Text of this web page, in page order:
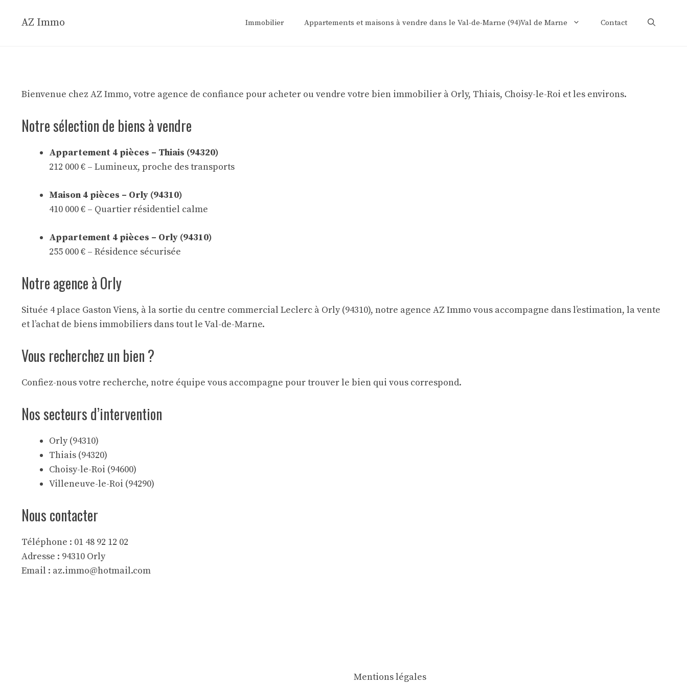
AZ Immo Immobilier Appartements et maisons à vendre dans le Val-de-Marne (94)Val de Marne Contact
Bienvenue chez AZ Immo, votre agence de confiance pour acheter ou vendre votre bien immobilier à Orly, Thiais, Choisy-le-Roi et les environs.
Notre sélection de biens à vendre
Appartement 4 pièces – Thiais (94320)
212 000 € – Lumineux, proche des transports
Maison 4 pièces – Orly (94310)
410 000 € – Quartier résidentiel calme
Appartement 4 pièces – Orly (94310)
255 000 € – Résidence sécurisée
Notre agence à Orly
Située 4 place Gaston Viens, à la sortie du centre commercial Leclerc à Orly (94310), notre agence AZ Immo vous accompagne dans l’estimation, la vente
et l’achat de biens immobiliers dans tout le Val-de-Marne.
Vous recherchez un bien ?
Confiez-nous votre recherche, notre équipe vous accompagne pour trouver le bien qui vous correspond.
Nos secteurs d’intervention
Orly (94310)
Thiais (94320)
Choisy-le-Roi (94600)
Villeneuve-le-Roi (94290)
Nous contacter
Téléphone : 01 48 92 12 02
Adresse : 94310 Orly
Email : az.immo@hotmail.com
Mentions légales